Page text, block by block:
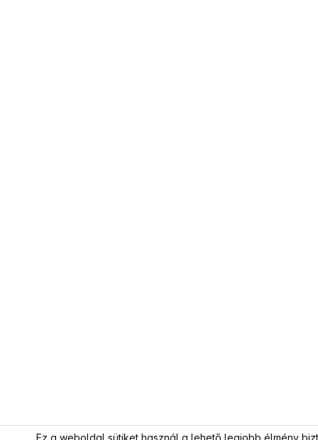
Ez a weboldal sütiket használ a lehető legjobb élmény